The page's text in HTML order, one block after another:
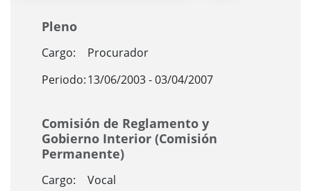
Pleno
Cargo:
Procurador
Periodo:13/06/2003 - 03/04/2007
Comisión de Reglamento y
Gobierno Interior (Comisión
Permanente)
Cargo:
Vocal